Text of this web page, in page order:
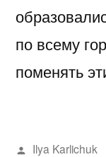
по всему
поменять
Написано
Ilya Karlichuk